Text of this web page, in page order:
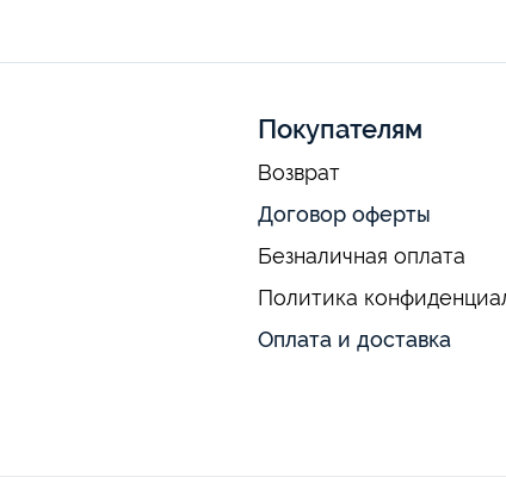
Покупателям
Возврат
Договор оферты
Безналичная оплата
Политика
Оплата и доставка